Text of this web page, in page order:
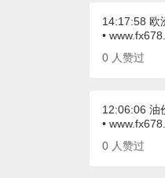
14:17:58 欧
•
0 人赞过
12:06:06 油
•
0 人赞过